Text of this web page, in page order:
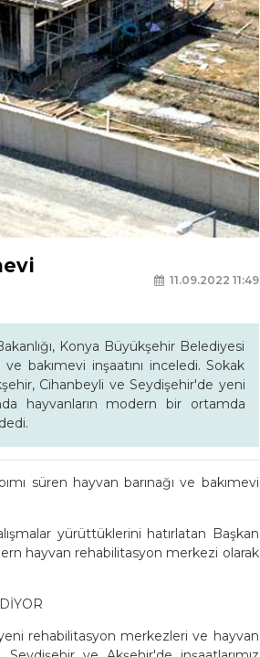
11.09.2022 11:49
Konya Büyükşehir Belediyesi
bakımevi inşaatını inceledi. Sokak
Cihanbeyli ve Seydişehir'de yeni
hayvanların modern bir ortamda
süren hayvan barınağı ve bakımevi
yürüttüklerini hatırlatan Başkan
hayvan rehabilitasyon merkezi olarak
rehabilitasyon merkezleri ve hayvan